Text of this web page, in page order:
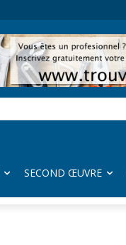
SECOND ŒUVRE